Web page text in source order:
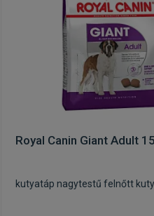
Royal Canin Giant Adult
kutyatáp nagytestű felnőtt